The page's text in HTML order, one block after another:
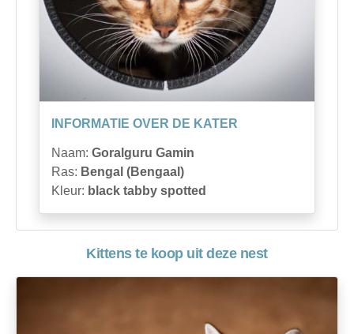
INFORMATIE OVER DE KATER
Naam: Goralguru Gamin
Ras: Bengal (Bengaal)
Kleur: black tabby spotted
Kittens te koop uit deze nest